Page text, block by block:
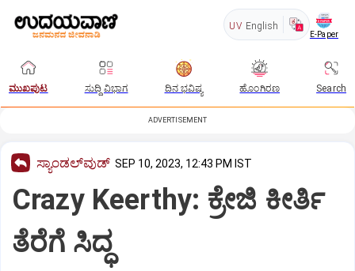
UV English
E-Paper
ಮುಖಪುಟ ಸುದ್ದಿ ವಿಭಾಗ ದಿನ ಭವಿಷ್ಯ ಹೊಂಗಿರಣ Search
ADVERTISEMENT
ಸ್ಯಾಂಡಲ್‌ವುಡ್‌ SEP 10, 2023, 12:43 PM IST
Crazy Keerthy: ಕ್ರೇಜಿ ಕೀರ್ತಿ
ತೆರೆಗೆ ಸಿದ್ಧ